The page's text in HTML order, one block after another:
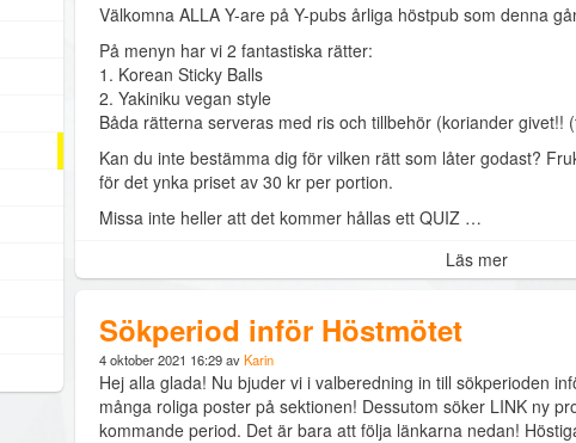
Välkomna ALLA Y-are på Y-pubs årliga höstpub som denna
På menyn har vi 2 fantastiska rätter:
1. Korean Sticky Balls
2. Yakiniku vegan style
Båda rätterna serveras med ris och tillbehör (koriander givet!!
Kan du inte bestämma dig för vilken rätt som låter godast?
för det ynka priset av 30 kr per portion.
Missa inte heller att det kommer hållas ett QUIZ …
Läs mer
Sökperiod inför Höstmötet
4 oktober 2021 16:29 avKarin
Hej alla glada! Nu bjuder vi i valberedning in till sökperioden
många roliga poster på sektionen! Dessutom söker LINK ny
kommande period. Det är bara att följa länkarna nedan!